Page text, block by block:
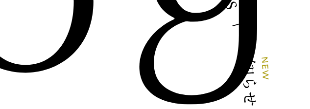
S
｜
N
E
W
お
知
ら
せ